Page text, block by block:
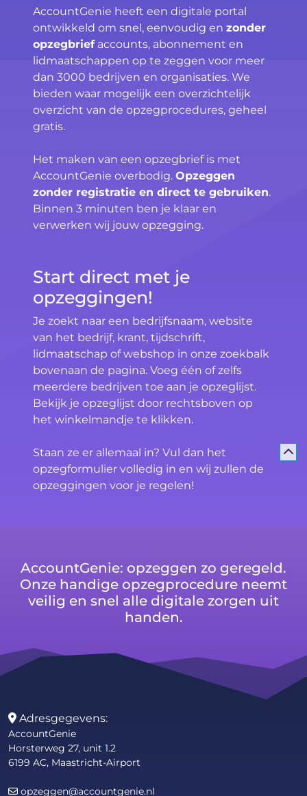
AccountGenie heeft een digitale portal
ontwikkeld om snel, eenvoudig en zonder
opzegbriefaccounts, abonnement en
lidmaatschappen op te zeggen voor meer
dan 3000 bedrijven en organisaties. We
bieden waar mogelijk een overzichtelijk
overzicht van de opzegprocedures, geheel
gratis.
Het maken van een opzegbrief is met
AccountGenie overbodig. Opzeggen
zonder registratie en direct te gebruiken.
Binnen 3 minuten ben je klaar en
verwerken wij jouw opzegging.
Start direct met je
opzeggingen!
Je zoekt naar een bedrijfsnaam, website
van het bedrijf, krant, tijdschrift,
lidmaatschap of webshop in onze zoekbalk
bovenaan de pagina. Voeg één of zelfs
meerdere bedrijven toe aan je opzeglijst.
Bekijk je opzeglijst door rechtsboven op
het winkelmandje te klikken.
Staan ze er allemaal in? Vul dan het
opzegformulier volledig in en wij zullen de
opzeggingen voor je regelen!
AccountGenie: opzeggen zo geregeld.
Onze handige opzegprocedure neemt
veilig en snel alle digitale zorgen uit
handen.
Adresgegevens:
AccountGenie
Horsterweg 27, unit 1.2
6199 AC, Maastricht-Airport
opzeggen@accountgenie.nl